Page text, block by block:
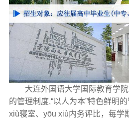
大连外国语大学国际教育学
的管理制度,“以人为本”特色鲜明
xiù寝室、yōu xiù内务评比，每学